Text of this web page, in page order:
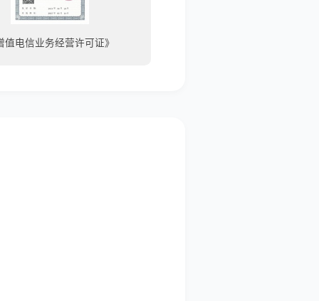
值电信业务经营许可证》